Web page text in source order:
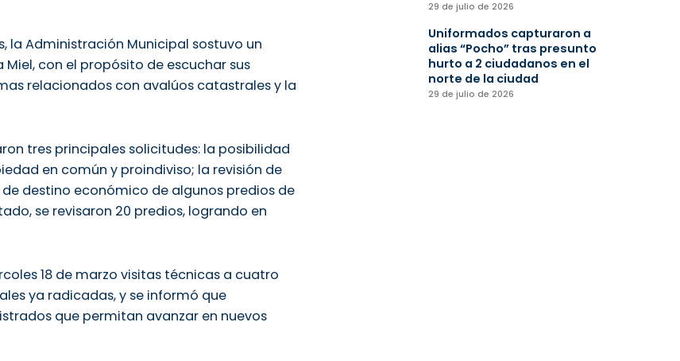
la Administración Municipal sostuvo un
con el propósito de escuchar sus
relacionados con avalúos catastrales y la
tres principales solicitudes: la posibilidad
en común y proindiviso; la revisión de
destino económico de algunos predios de
se revisaron 20 predios, logrando en
18 de marzo visitas técnicas a cuatro
ya radicadas, y se informó que
que permitan avanzar en nuevos
29 de julio de 2026
Uniformados capturaron a
alias “Pocho” tras presunto
hurto a 2 ciudadanos en el
norte de la ciudad
29 de julio de 2026